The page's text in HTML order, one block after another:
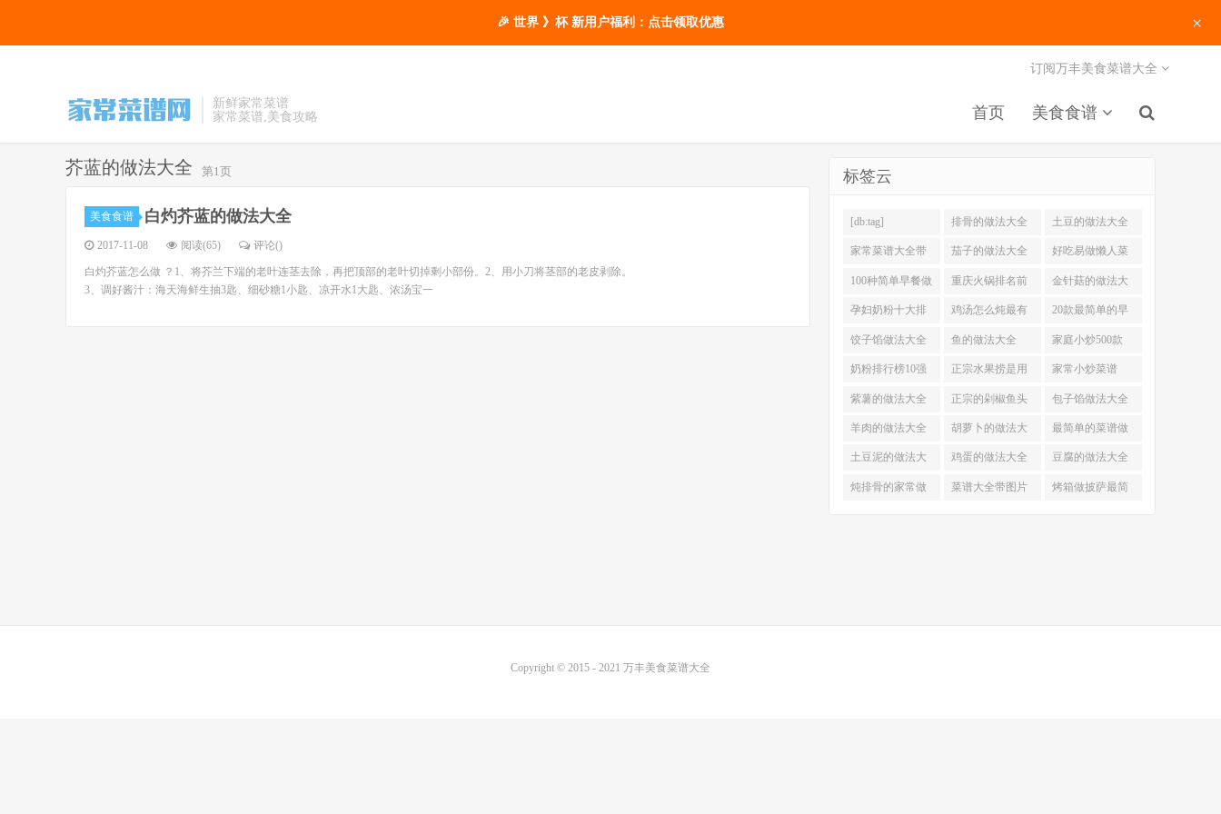
新鲜家常菜谱
家常菜谱,美食攻略
首页 美食食谱
订阅万丰美食菜谱大全
芥蓝的做法大全 第1页
美食食谱 白灼芥蓝的做法大全
2017-11-08 阅读(65) 评论()
白灼芥蓝怎么做 ？1、将芥兰下端的老叶连茎去除，再把顶部的老叶切掉剩小部份。2、用小刀将茎部的老皮剥除。
3、调好酱汁：海天海鲜生抽3匙、细砂糖1小匙、凉开水1大匙、浓汤宝一
标签云
[db:tag] 排骨的做法大全 土豆的做法大全
家常菜谱大全带
图片
茄子的做法大全 好吃易做懒人菜
200例
100种简单早餐做
法大全
重庆火锅排名前
十强
金针菇的做法大
全
孕妇奶粉十大排
名
鸡汤怎么炖最有
营养
20款最简单的早
餐做法
饺子馅做法大全 鱼的做法大全 家庭小炒500款
奶粉排行榜10强 正宗水果捞是用
什么奶
家常小炒菜谱
1000大全
紫薯的做法大全 正宗的剁椒鱼头
的做法
包子馅做法大全
羊肉的做法大全 胡萝卜的做法大
全
最简单的菜谱做
法大全
土豆泥的做法大
全
鸡蛋的做法大全 豆腐的做法大全
炖排骨的家常做 菜谱大全带图片 烤箱做披萨最简
Copyright © 2015 - 2021 万丰美食菜谱大全
🎉 世界 》杯 新用户福利：点击领取优惠 ×